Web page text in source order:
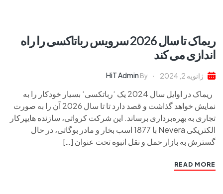
ریماک تا سال 2026 سرویس رباتاکسی را راه
اندازی می کند
ژانویه 2, 2024 By
HiT Admin
ریماک در اوایل سال 2024 یک ‘رباتکسی‘ بسیار خودکار را به
نمایش خواهد گذاشت و قصد دارد تا تا سال 2026 آن را به صورت
تجاری به بهره‌برداری برساند. این شرکت کرواتی، سازنده هایپرکار
الکتریکی Nevera با 1877 اسب بخار و مادر بوگاتی، در حال
گسترش به بازار حمل و نقل انبوه تحت عنوان […]
READ MORE